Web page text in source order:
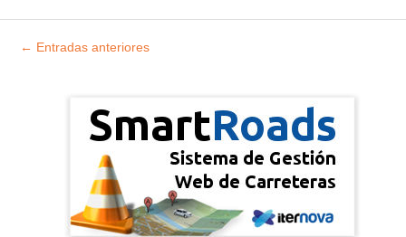
Explorar
← Entradas anteriores